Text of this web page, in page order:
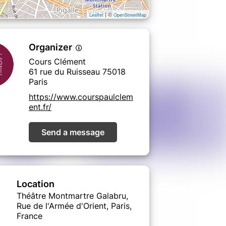
Leaflet| ©OpenStreetMap
Organizer
Cours Clément
61 rue du Ruisseau 75018
Paris
https://www.courspaulclem
ent.fr/
Send a message
Location
Théâtre Montmartre Galabru,
Rue de l'Armée d'Orient, Paris,
France